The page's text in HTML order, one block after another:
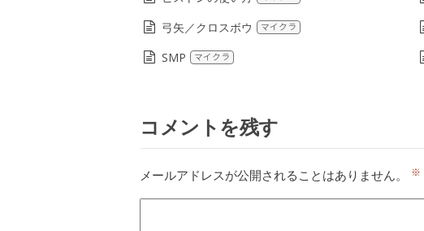
弓矢／クロスボウ
マイクラ
SMP マイクラ
コメントを残す
メールアドレスが公開されることはありません。 ※